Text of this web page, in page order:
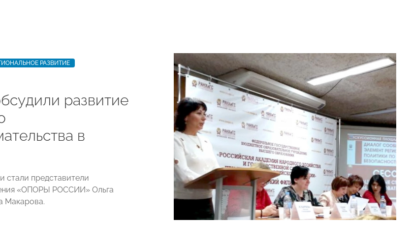
РАЗВИТИЕ
развитие
в
стали представители
«ОПОРЫ РОССИИ» Ольга
Макарова.